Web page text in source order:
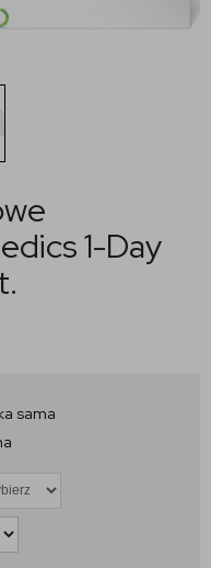
1-Day
sama